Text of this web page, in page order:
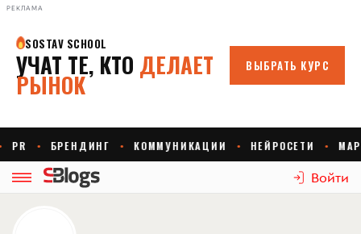
РЕКЛАМА
Войти